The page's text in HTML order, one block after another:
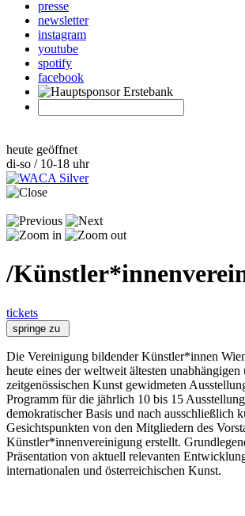
presse
newsletter
instagram
youtube
spotify
facebook
heute geöffnet
di-so / 10-18 uhr
/
tickets
springe zu
Die Vereinigung bildender Künstler*innen
heute eines der weltweit ältesten
zeitgenössischen Kunst gewidmeten
Programm für die jährlich 10 bis 15
demokratischer Basis und nach ausschließlich
Gesichtspunkten von den Mitgliedern des
Künstler*innenvereinigung erstellt.
Präsentation von aktuell relevanten
internationalen und österreichischen Kunst.